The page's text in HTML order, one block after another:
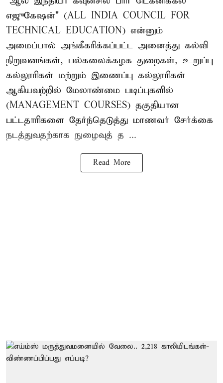
எஜுகேஷன்" (ALL INDIA COUNCIL FOR
TECHNICAL EDUCATION) என்னும்
அமைப்பால் அங்கீகரிக்கப்பட்ட அனைத்து கல்வி
நிறுவனங்கள், பல்கலைக்கழக துறைகள், உறுப்பு
கல்லூரிகள் மற்றும் இணைப்பு கல்லூரிகள்
ஆகியவற்றில் மேலாண்மை படிப்புகளில்
(MANAGEMENT COURSES) தகுதியான
பட்டதாரிகளை தேர்ந்தெடுத்து மாணவர் சேர்க்கை
நடத்துவதற்காக நுழைவுத் த ...
Read More